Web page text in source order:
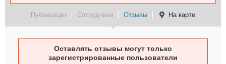
Публикации Сотрудники Отзывы На карте
Оставлять отзывы могут только
зарегистрированные пользователи